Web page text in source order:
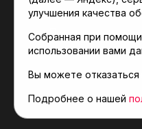
При
Политика
© 2001-2026
Карта сайта
улучшения качества
Собранная при
использовании вами
Вы можете
Подробнее о нашей